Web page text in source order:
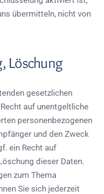
übermitteln, nicht von
Löschung
gesetzlichen
auf unentgeltliche
personenbezogenen
und den Zweck
ein Recht auf
dieser Daten.
zum Thema
Sie sich jederzeit